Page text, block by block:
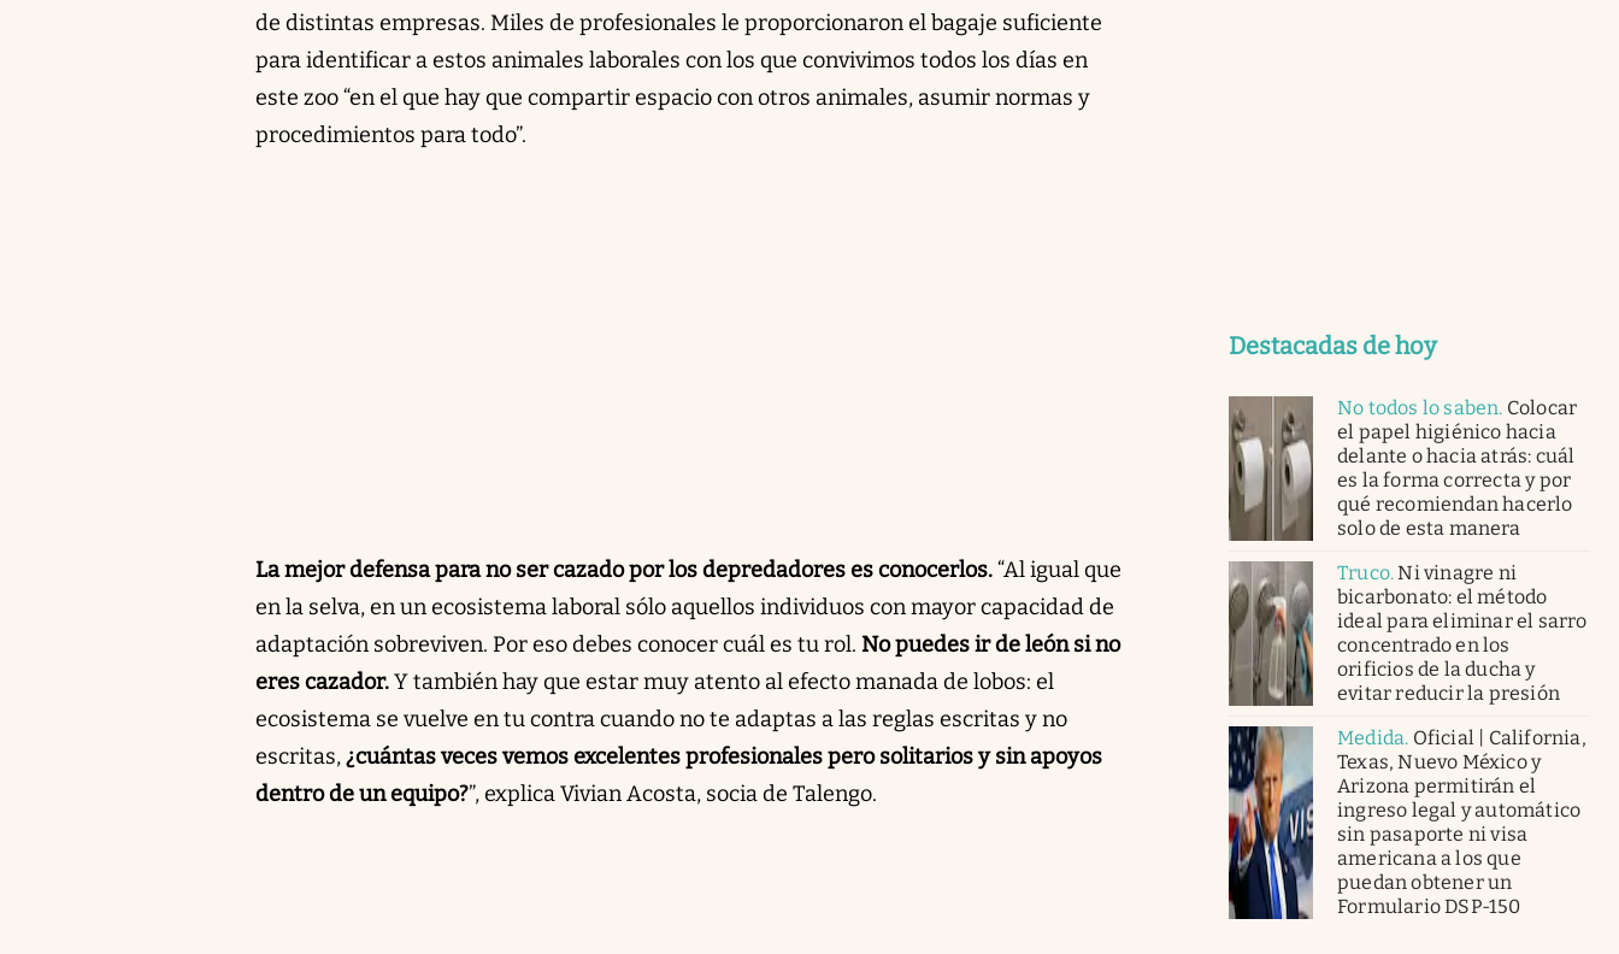
de distintas empresas. Miles de profesionales le proporcionaron el bagaje suficiente
para identificar a estos animales laborales con los que convivimos todos los días en
este zoo “en el que hay que compartir espacio con otros animales, asumir normas y
procedimientos para todo”.
La mejor defensa para no ser cazado por los depredadores es conocerlos.“Al igual que
en la selva, en un ecosistema laboral sólo aquellos individuos con mayor capacidad de
adaptación sobreviven. Por eso debes conocer cuál es tu rol. No puedes ir de león si no
eres cazador.Y también hay que estar muy atento al efecto manada de lobos: el
ecosistema se vuelve en tu contra cuando no te adaptas a las reglas escritas y no
escritas,¿cuántas veces vemos excelentes profesionales pero solitarios y sin apoyos
dentro de un equipo?”, explica Vivian Acosta, socia de Talengo.
Destacadas de hoy
No todos lo saben. Colocar
el papel higiénico hacia
delante o hacia atrás: cuál
es la forma correcta y por
qué recomiendan hacerlo
solo de esta manera
Truco.Ni vinagre ni
bicarbonato: el método
ideal para eliminar el sarro
concentrado en los
orificios de la ducha y
evitar reducir la presión
Medida. Oficial | California,
Texas, Nuevo México y
Arizona permitirán el
ingreso legal y automático
sin pasaporte ni visa
americana a los que
puedan obtener un
Formulario DSP-150